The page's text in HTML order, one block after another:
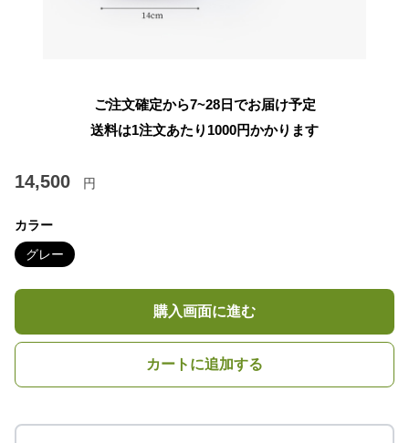
ご注文確定から7~28日でお届け予定
送料は1注文あたり 1000円かかります
14,500 円
カラー
グレー
購入画面に進む
カートに追加する